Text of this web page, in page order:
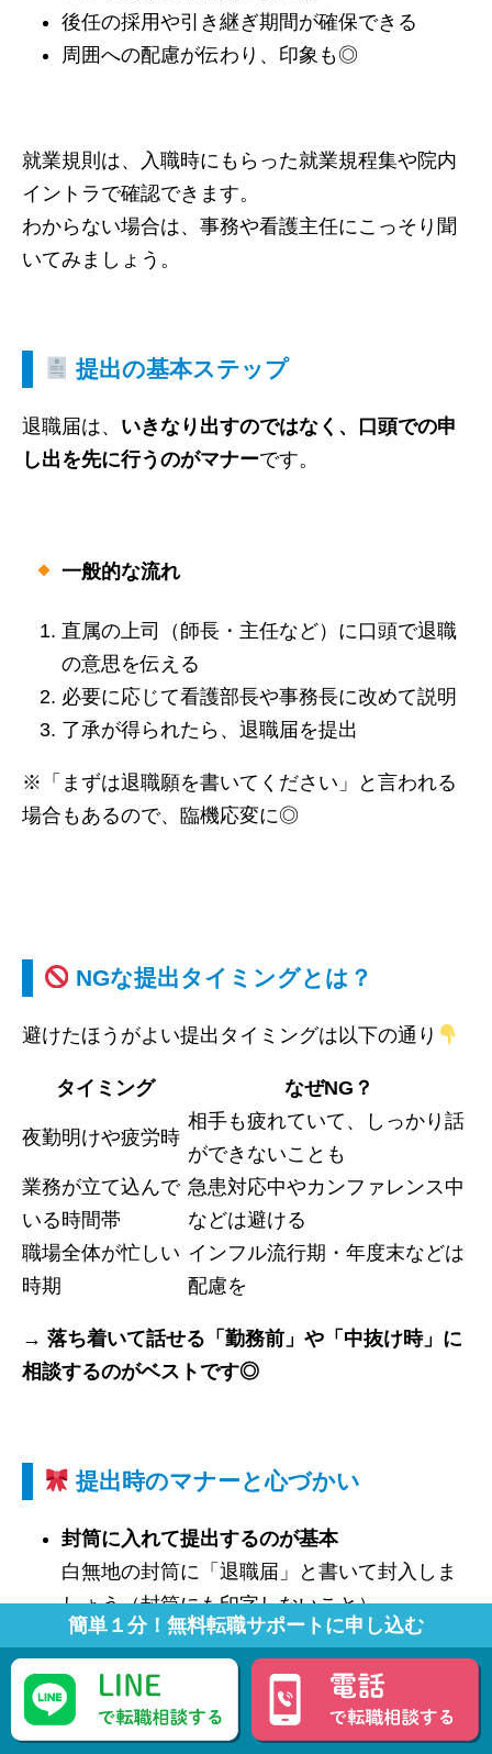
後任の採用や引き継ぎ期間が確保できる
周囲への配慮が伝わり、印象も◎
就業規則は、入職時にもらった就業規程集や院内
イントラで確認できます。
わからない場合は、事務や看護主任にこっそり聞
いてみましょう。
提出の基本ステップ
退職届は、 いきなり出すのではなく、口頭での申
し出を先に行うのがマナーです。
一般的な流れ
直属の上司（師長・主任など）に口頭で退職
の意思を伝える
必要に応じて看護部長や事務長に改めて説明
了承が得られたら、退職届を提出
※「まずは退職願を書いてください」と言われる
場合もあるので、臨機応変に◎
NGな提出タイミングとは？
避けたほうがよい提出タイミングは以下の通り
タイミング なぜNG？
夜勤明けや疲労時
相手も疲れていて、しっかり話
ができないことも
業務が立て込んで
いる時間帯
急患対応中やカンファレンス中
などは避ける
職場全体が忙しい
時期
インフル流行期・年度末などは
配慮を
→ 落ち着いて話せる「勤務前」や「中抜け時」に
相談するのがベストです◎
提出時のマナーと心づかい
封筒に入れて提出するのが基本
白無地の封筒に「退職届」と書いて封入しま
しょう（封筒にも印字しないこと）
用紙は折らずにクリアファイルで持参すると
好印象
丁寧に持参することで、誠意も伝わります
封筒の表記は縦書きで「退職届」／裏に自分
簡単１分！無料転職サポートに申し込む